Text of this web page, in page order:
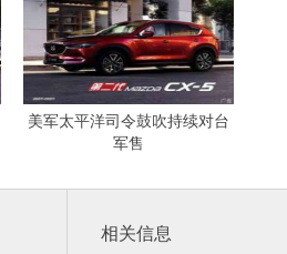
美军太平洋司令鼓吹持续对台
军售
相关信息